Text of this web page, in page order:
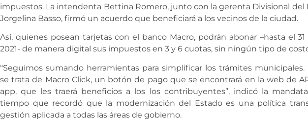
impuestos. La intendenta Bettina Romero, junto con la gerenta Divisional del
Jorgelina Basso, firmó un acuerdo que beneficiará a los vecinos de la ciudad.
Así, quienes posean tarjetas con el banco Macro, podrán abonar –hasta el
2021- de manera digital sus impuestos en 3 y 6 cuotas, sin ningún tipo de
“Seguimos sumando herramientas para simplificar los trámites municipales.
se trata de Macro Click, un botón de pago que se encontrará en la web de
app, que les traerá beneficios a los los contribuyentes”, indicó la
tiempo que recordó que la modernización del Estado es una política
gestión aplicada a todas las áreas de gobierno.